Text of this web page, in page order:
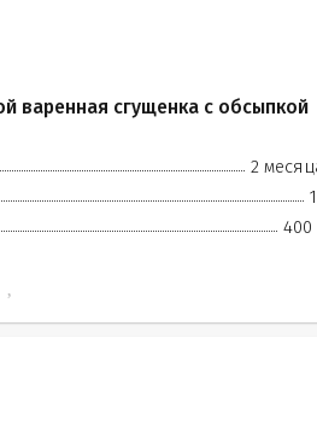
варенная сгущенка с обсыпкой
2
400